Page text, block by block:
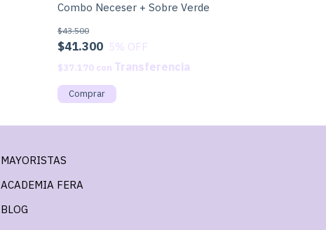
Combo Neceser + Sobre Verde
$41.300
$43.500
5% OFF
$37.170 con
MAYORISTAS
ACADEMIA FERA
BLOG